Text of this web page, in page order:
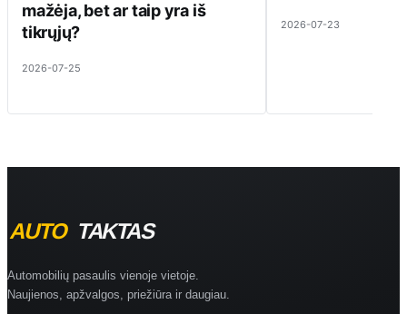
mažėja, bet ar taip yra iš
tikrųjų?
2026-07-25
2026-07-23
Automobilių pasaulis vienoje vietoje.
Naujienos, apžvalgos, priežiūra ir daugiau.